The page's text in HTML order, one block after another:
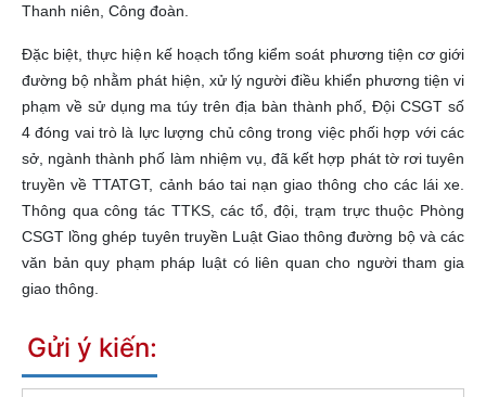
Thanh niên, Công đoàn.
Đặc biệt, thực hiện kế hoạch tổng kiểm soát phương tiện cơ giới
đường bộ nhằm phát hiện, xử lý người điều khiển phương tiện vi
phạm về sử dụng ma túy trên địa bàn thành phố, Đội CSGT số
4 đóng vai trò là lực lượng chủ công trong việc phối hợp với các
sở, ngành thành phố làm nhiệm vụ, đã kết hợp phát tờ rơi tuyên
truyền về TTATGT, cảnh báo tai nạn giao thông cho các lái xe.
Thông qua công tác TTKS, các tổ, đội, trạm trực thuộc Phòng
CSGT lồng ghép tuyên truyền Luật Giao thông đường bộ và các
văn bản quy phạm pháp luật có liên quan cho người tham gia
giao thông.
Gửi ý kiến: